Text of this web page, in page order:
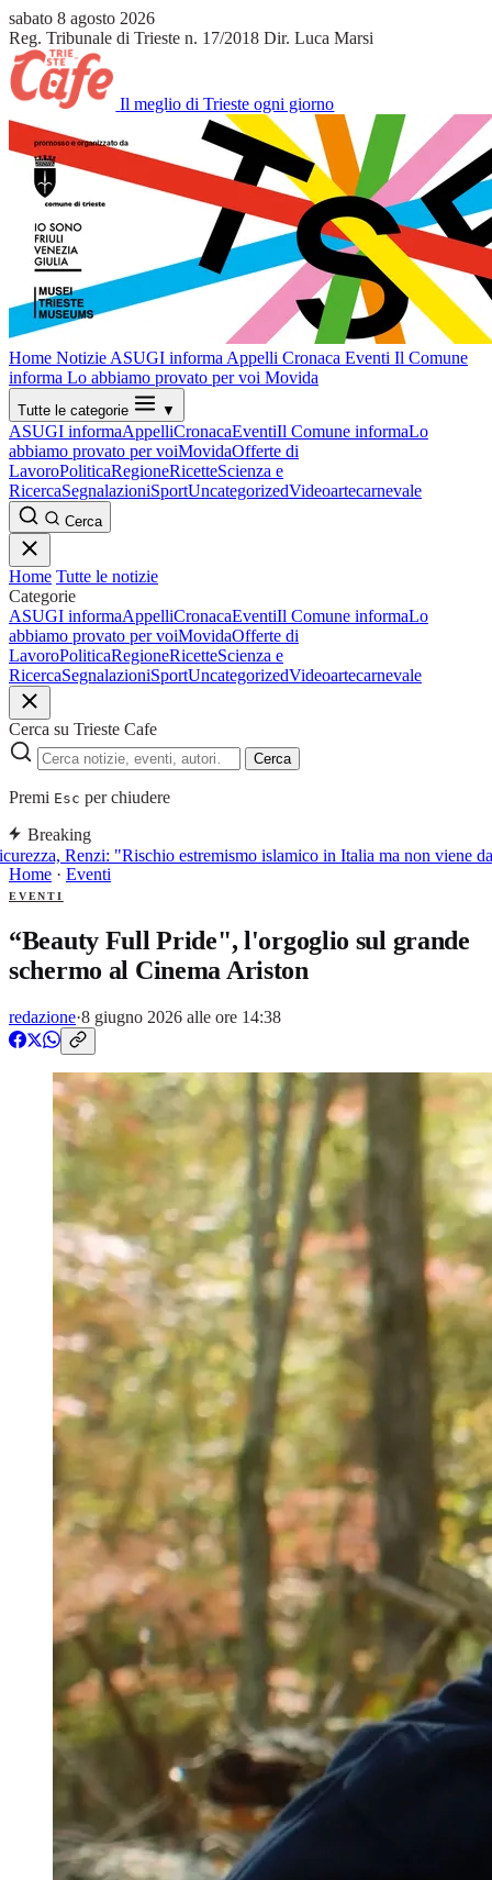
sabato 8 agosto 2026
Reg. Tribunale di Trieste n. 17/2018 Dir. Luca Marsi
Il meglio di Trieste ogni giorno
Home Notizie ASUGI informa Appelli Cronaca Eventi Il Comune
informa Lo abbiamo provato per voi Movida
Tutte le categorie ▼
ASUGI informaAppelliCronacaEventiIl Comune informaLo
abbiamo provato per voiMovidaOfferte di
LavoroPoliticaRegioneRicetteScienza e
RicercaSegnalazioniSportUncategorizedVideoartecarnevale
Cerca
Home Tutte le notizie
Categorie
ASUGI informaAppelliCronacaEventiIl Comune informaLo
abbiamo provato per voiMovidaOfferte di
LavoroPoliticaRegioneRicetteScienza e
RicercaSegnalazioniSportUncategorizedVideoartecarnevale
Cerca su Trieste Cafe
Cerca
Premi Esc per chiudere
Breaking
Renzi: "Rischio estremismo islamico in Italia ma non viene
Home · Eventi
EVENTI
“Beauty Full Pride", l'orgoglio sul grande
schermo al Cinema Ariston
redazione·8 giugno 2026 alle ore 14:38